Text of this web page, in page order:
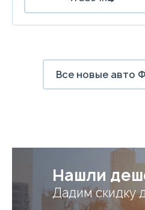
Все новые авто
Нашли
Дадим скидку